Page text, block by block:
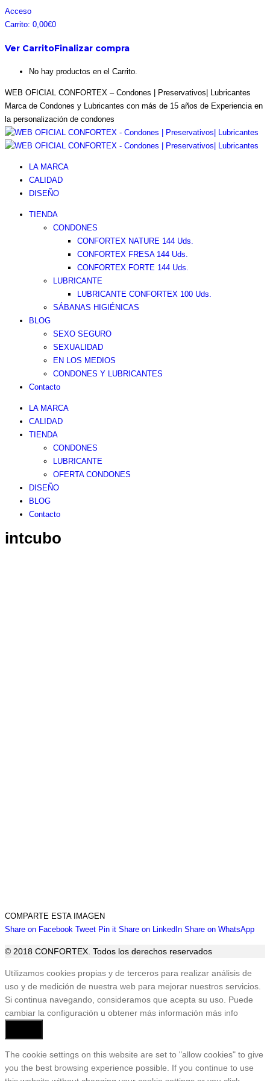
Saltar
al
Facebook
page
in
Instagram
page
in
Pinterest
page
in
Twitter
page
in
Acceso
Carrito: 0,00€0
Ver CarritoFinalizar compra
No hay productos en el Carrito.
WEB OFICIAL CONFORTEX – Condones | Preservativos| Lubricantes
Marca de Condones y Lubricantes con más de 15 años de Experiencia en
la personalización de condones
LA MARCA
CALIDAD
DISEÑO
TIENDA
CONDONES
CONFORTEX NATURE 144 Uds.
CONFORTEX FRESA 144 Uds.
CONFORTEX FORTE 144 Uds.
LUBRICANTE
LUBRICANTE CONFORTEX 100 Uds.
SÁBANAS HIGIÉNICAS
BLOG
SEXO SEGURO
SEXUALIDAD
EN LOS MEDIOS
CONDONES Y LUBRICANTES
Contacto
LA MARCA
CALIDAD
TIENDA
CONDONES
LUBRICANTE
OFERTA CONDONES
DISEÑO
BLOG
Contacto
intcubo
COMPARTE ESTA IMAGEN
Share on Facebook Share
Facebook
TweetShare
Twitter
Pin itShare
Pinterest
Share on LinkedInShare
LinkedIn
Share on WhatsApp
© 2018 CONFORTEX. Todos los derechos reservados
Ir
a
Tienda
Utilizamos cookies propias y de terceros para realizar análisis de
uso y de medición de nuestra web para mejorar nuestros servicios.
Si continua navegando, consideramos que acepta su uso. Puede
cambiar la configuración u obtener más información más info
The cookie settings on this website are set to "allow cookies" to give
you the best browsing experience possible. If you continue to use